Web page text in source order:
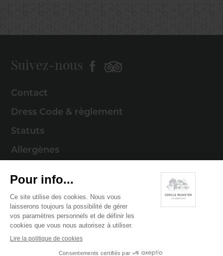
Suivez-nous
Contact
Dress Code & règlement
Statuts
Allergènes
Mentions légales
Politique de cookies
Politique de confidentialité
© 2026 Cercle Munster . Tous droits réservés